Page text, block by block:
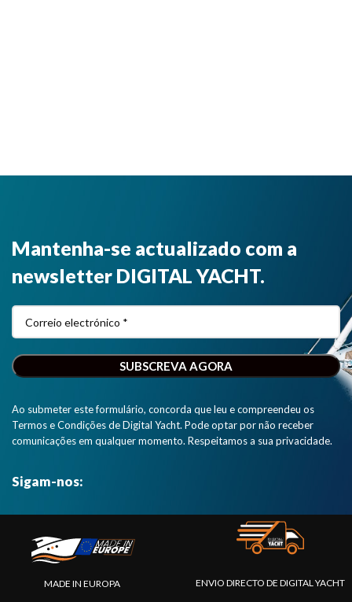
Mantenha-se actualizado com a
newsletter DIGITAL YACHT.
Ao submeter este formulário, concorda que leu e compreendeu os
Termos e Condições de Digital Yacht. Pode optar por não receber
comunicações em qualquer momento. Respeitamos a sua privacidade.
Sigam-nos:
MADE IN EUROPA ENVIO DIRECTO DE DIGITAL YACHT